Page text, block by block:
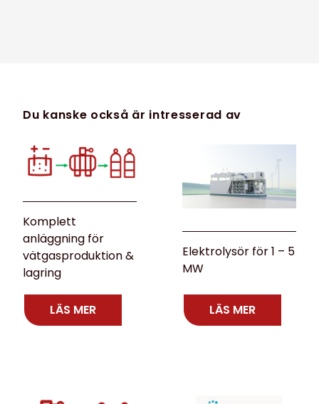
Du kanske också är intresserad av
Komplett
anläggning för
vätgasproduktion &
lagring
LÄS MER
Elektrolysör för 1 – 5
MW
LÄS MER